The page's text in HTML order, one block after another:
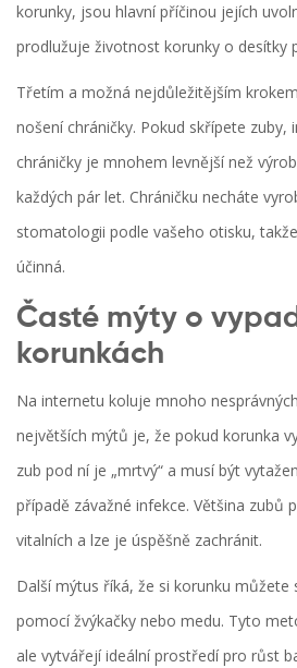
korunky, jsou hlavní příčinou jejích
prodlužuje životnost korunky o desítky
Třetím a možná nejdůležitějším
nošení chráničky. Pokud skřípete zuby,
chráničky je mnohem levnější než
každých pár let. Chráničku necháte
stomatologii podle vašeho otisku,
účinná.
Časté mýty o
korunkách
Na internetu koluje mnoho
největších mýtů je, že pokud korunka
zub pod ní je „mrtvý“ a musí být
případě závažné infekce. Většina zubů
vitalních a lze je úspěšně zachránit.
Další mýtus říká, že si korunku můžete
pomocí žvýkačky nebo medu. Tyto
ale vytvářejí ideální prostředí pro růst